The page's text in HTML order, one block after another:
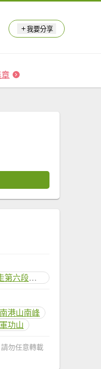
我要分享
臺北大縱走第六段：中華科技大學至捷運麟光站
南港山南峰
軍功山
勿任意轉載